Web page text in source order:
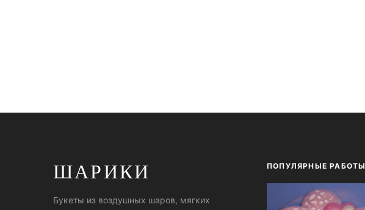
ШАРИКИ
Букеты из воздушных шаров, мягких
ПОПУЛЯРНЫЕ РАБОТЫ